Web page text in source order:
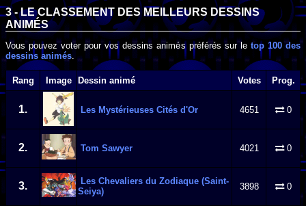
3 - LE CLASSEMENT DES MEILLEURS DESSINS
ANIMÉS
Vous pouvez voter pour vos dessins animés préférés sur le top 100 des
dessins animés.
Rang Image Dessin animé Votes Prog.
1. Les Mystérieuses Cités d'Or 4651 0
2. Tom Sawyer 4021 0
3.
Les Chevaliers du Zodiaque (Saint-
Seiya)
3898 0